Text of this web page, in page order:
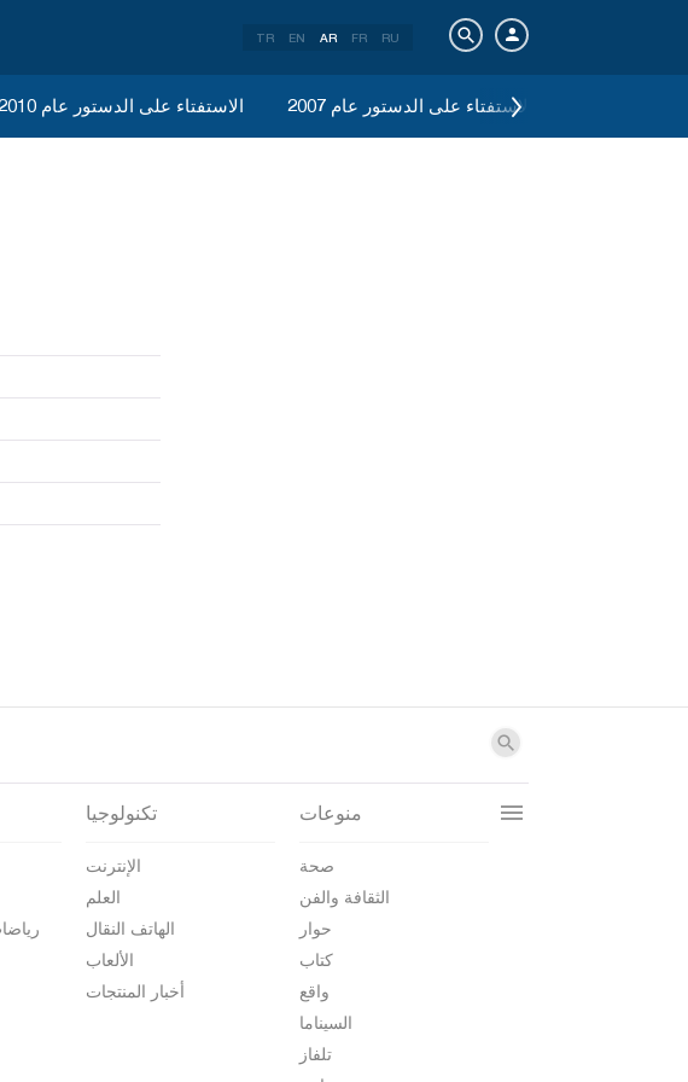
TR EN AR FR RU
الاستفتاء على الدستور عام 2010 الاستفتاء على الدستور عام 2007
تكنولوجيا
الإنترنت
العلم
الهاتف النقال
الألعاب
أخبار المنتجات
منوعات
صحة
الثقافة والفن
حوار
كتاب
واقع
السيناما
تلفاز